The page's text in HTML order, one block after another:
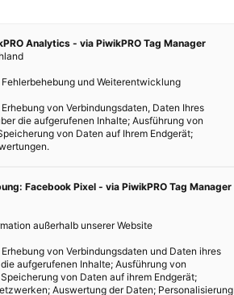
Analytics - via PiwikPRO Tag Manager
und Weiterentwicklung
Erhebung von Verbindungsdaten, Daten Ihres
die aufgerufenen Inhalte; Ausführung von
von Daten auf Ihrem Endgerät;
Facebook Pixel - via PiwikPRO Tag Manager
außerhalb unserer Website
Erhebung von Verbindungsdaten und Daten ihres
aufgerufenen Inhalte; Ausführung von
von Daten auf ihrem Endgerät;
Auswertung der Daten; Personalisierung